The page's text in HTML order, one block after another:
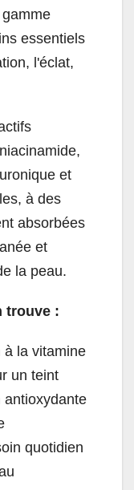
essentiels
l'éclat,
et
à des
absorbées
et
la peau.
trouve :
à la vitamine
un teint
antioxydante
quotidien